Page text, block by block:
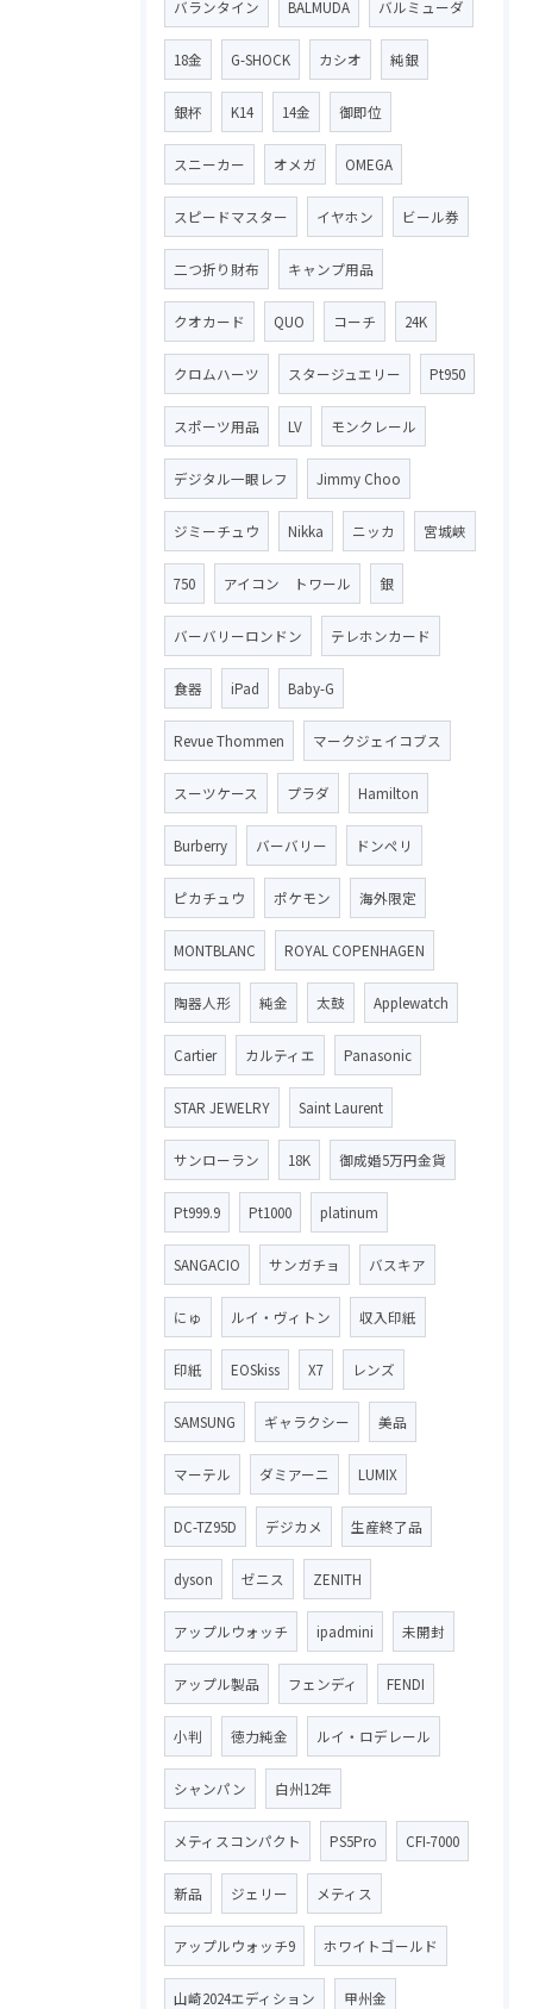
バランタイン BALMUDA バルミューダ
18金 G-SHOCK カシオ 純銀
銀杯 K14 14金 御即位
スニーカー オメガ OMEGA
スピードマスター イヤホン ビール券
二つ折り財布 キャンプ用品
クオカード QUO コーチ 24K
クロムハーツ スタージュエリー Pt950
スポーツ用品 LV モンクレール
デジタル一眼レフ Jimmy Choo
ジミーチュウ Nikka ニッカ 宮城峡
750 アイコン トワール 銀
バーバリーロンドン テレホンカード
食器 iPad Baby-G
Revue Thommen マークジェイコブス
スーツケース プラダ Hamilton
Burberry バーバリー ドンペリ
ピカチュウ ポケモン 海外限定
MONTBLANC ROYAL COPENHAGEN
陶器人形 純金 太鼓 Applewatch
Cartier カルティエ Panasonic
STAR JEWELRY Saint Laurent
サンローラン 18K 御成婚5万円金貨
Pt999.9 Pt1000 platinum
SANGACIO サンガチョ バスキア
にゅ ルイ・ヴィトン 収入印紙
印紙 EOSkiss X7 レンズ
SAMSUNG ギャラクシー 美品
マーテル ダミアーニ LUMIX
DC-TZ95D デジカメ 生産終了品
dyson ゼニス ZENITH
アップルウォッチ ipadmini 未開封
アップル製品 フェンディ FENDI
小判 徳力純金 ルイ・ロデレール
シャンパン 白州12年
メティスコンパクト PS5Pro CFI-7000
新品 ジェリー メティス
アップルウォッチ9 ホワイトゴールド
山崎2024エディション 甲州金